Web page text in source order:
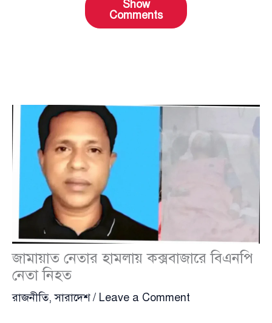
Show
Comments
জামায়াত নেতার হামলায় কক্সবাজারে বিএনপি
নেতা নিহত
রাজনীতি,সারাদেশ/ Leave a Comment